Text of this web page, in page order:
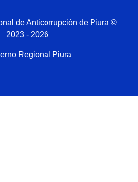
de Anticorrupción de Piura ©
2023- 2026
Regional Piura